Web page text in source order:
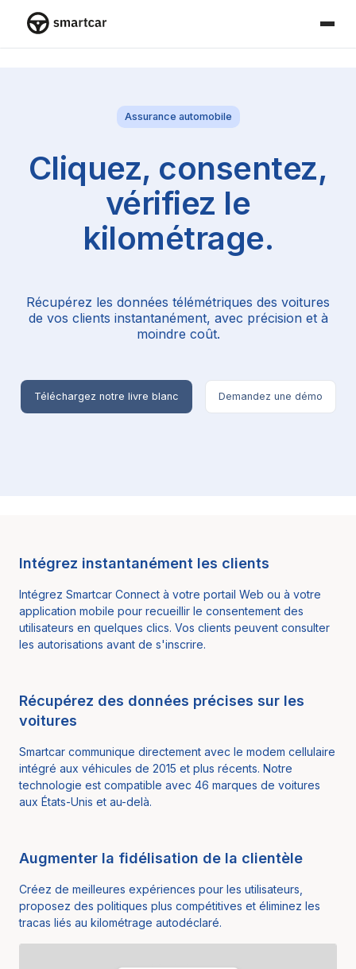
Assurance automobile
Cliquez, consentez,
vérifiez le
kilométrage.
Récupérez les données télémétriques des voitures
de vos clients instantanément, avec précision et à
moindre coût.
Téléchargez notre livre blanc Demandez une démo
Intégrez instantanément les clients
Intégrez Smartcar Connect à votre portail Web ou à votre
application mobile pour recueillir le consentement des
utilisateurs en quelques clics. Vos clients peuvent consulter
les autorisations avant de s'inscrire.
Récupérez des données précises sur les
voitures
Smartcar communique directement avec le modem cellulaire
intégré aux véhicules de 2015 et plus récents. Notre
technologie est compatible avec 46 marques de voitures
aux États-Unis et au-delà.
Augmenter la fidélisation de la clientèle
Créez de meilleures expériences pour les utilisateurs,
proposez des politiques plus compétitives et éliminez les
tracas liés au kilométrage autodéclaré.